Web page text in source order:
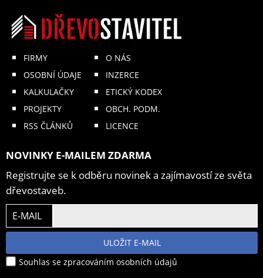
FIRMY
OSOBNÍ ÚDAJE
KALKULAČKY
PROJEKTY
RSS ČLÁNKŮ
O NÁS
INZERCE
ETICKÝ KODEX
OBCH. PODM.
LICENCE
NOVINKY E-MAILEM ZDARMA
Registrujte se k odběru novinek a zajímavostí ze světa
dřevostaveb.
E-MAIL
ULOŽIT E-MAIL
Souhlas se zpracováním osobních údajů